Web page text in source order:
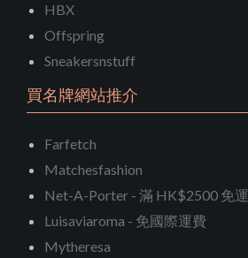
HBX
Offspring
Sneakersnstuff
買名牌網站推介
Farfetch
Matchesfashion
Net-A-Porter - 滿 HK$2500 免運
Luisaviaroma - 免國際運費
Mytheresa